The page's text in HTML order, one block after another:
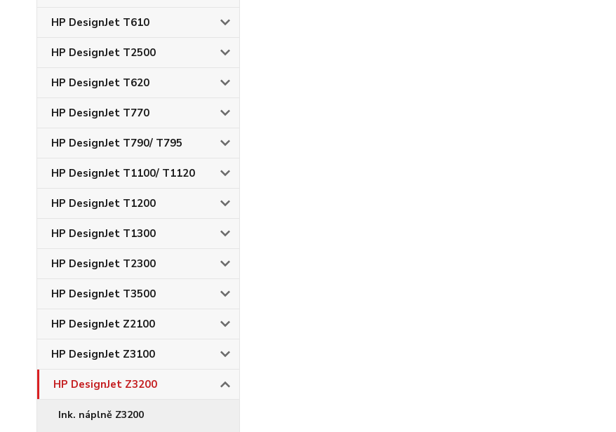
HP DesignJet T610
HP DesignJet T2500
HP DesignJet T620
HP DesignJet T770
HP DesignJet T790/ T795
HP DesignJet T1100/ T1120
HP DesignJet T1200
HP DesignJet T1300
HP DesignJet T2300
HP DesignJet T3500
HP DesignJet Z2100
HP DesignJet Z3100
HP DesignJet Z3200
Ink. náplně Z3200